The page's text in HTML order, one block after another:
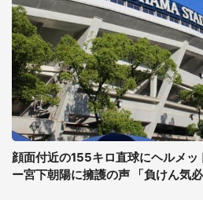
顔面付近の155キロ直球にヘルメ
ー宮下朝陽に擁護の声 「負けん気